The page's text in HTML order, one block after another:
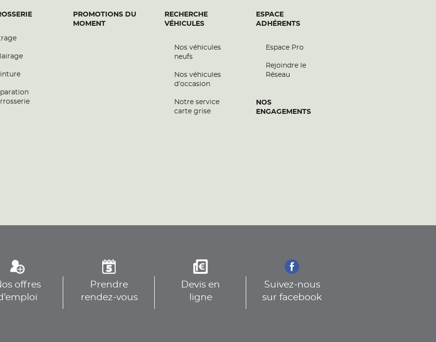
PROMOTIONS DU
MOMENT
RECHERCHE
VÉHICULES
Nos véhicules
neufs
Nos véhicules
d’occasion
Notre service
carte grise
ESPACE
ADHÉRENTS
Espace Pro
Rejoindre le
Réseau
NOS
ENGAGEMENTS
offres
Prendre
rendez-vous
Devis en
ligne
Suivez-nous
sur facebook